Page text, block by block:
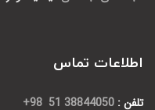
اطلاعات تماس
تلفن : 38844050 51 98+